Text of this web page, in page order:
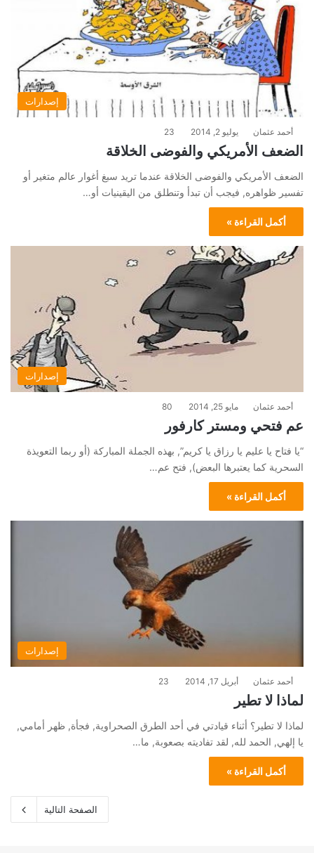
إصدارات
أحمد عثمان يوليو 2, 2014 23
الضعف الأمريكي والفوضى الخلاقة
الضعف الأمريكي والفوضى الخلاقة عندما تريد سبغ أغوار عالم متغير أو
تفسير ظواهره, فيجب أن تبدأ وتنطلق من اليقينيات أو…
أكمل القراءة »
إصدارات
أحمد عثمان مايو 25, 2014 80
عم فتحي ومستر كارفور
“يا فتاح يا عليم يا رزاق يا كريم”, بهذه الجملة المباركة (أو ربما التعويذة
السحرية كما يعتبرها البعض), فتح عم…
أكمل القراءة »
إصدارات
أحمد عثمان أبريل 17, 2014 23
لماذا لا تطير
لماذا لا تطير؟ أثناء قيادتي في أحد الطرق الصحراوية, فجأة, ظهر أمامي,
يا إلهي, الحمد لله, لقد تفاديته بصعوبة, ما…
أكمل القراءة »
الصفحة التالية